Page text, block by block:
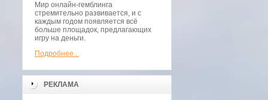
Мир онлайн-гемблинга
стремительно развивается, и с
каждым годом появляется всё
больше площадок, предлагающих
игру на деньги.
Подробнее...
РЕКЛАМА